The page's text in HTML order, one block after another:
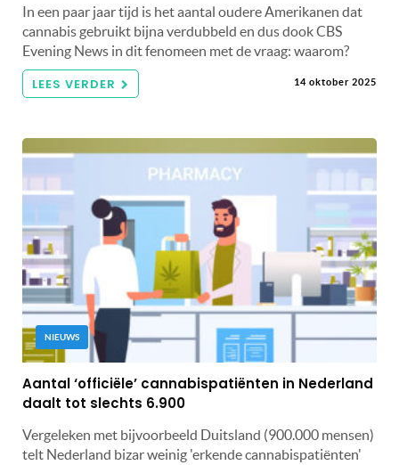
In een paar jaar tijd is het aantal oudere Amerikanen dat
cannabis gebruikt bijna verdubbeld en dus dook CBS
Evening News in dit fenomeen met de vraag: waarom?
LEES VERDER 14 oktober 2025
NIEUWS
Aantal ‘officiële’ cannabispatiënten in Nederland
daalt tot slechts 6.900
Vergeleken met bijvoorbeeld Duitsland (900.000 mensen)
telt Nederland bizar weinig 'erkende cannabispatiënten'